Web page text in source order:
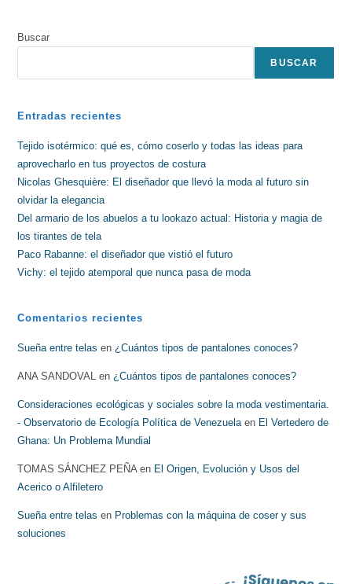
Buscar
BUSCAR
Entradas recientes
Tejido isotérmico: qué es, cómo coserlo y todas las ideas para
aprovecharlo en tus proyectos de costura
Nicolas Ghesquière: El diseñador que llevó la moda al futuro sin
olvidar la elegancia
Del armario de los abuelos a tu lookazo actual: Historia y magia de
los tirantes de tela
Paco Rabanne: el diseñador que vistió el futuro
Vichy: el tejido atemporal que nunca pasa de moda
Comentarios recientes
Sueña entre telas en ¿Cuántos tipos de pantalones conoces?
ANA SANDOVAL en ¿Cuántos tipos de pantalones conoces?
Consideraciones ecológicas y sociales sobre la moda vestimentaria.
- Observatorio de Ecología Política de Venezuela en El Vertedero de
Ghana: Un Problema Mundial
TOMAS SÁNCHEZ PEÑA en El Origen, Evolución y Usos del
Acerico o Alfiletero
Sueña entre telas en Problemas con la máquina de coser y sus
soluciones